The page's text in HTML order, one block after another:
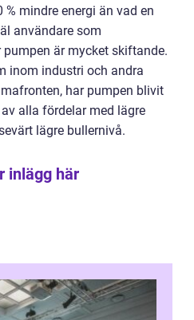
mindre energi än vad en
användare som
är mycket skiftande.
inom industri och andra
har pumpen blivit
alla fördelar med lägre
lägre bullernivå.
inlägg här